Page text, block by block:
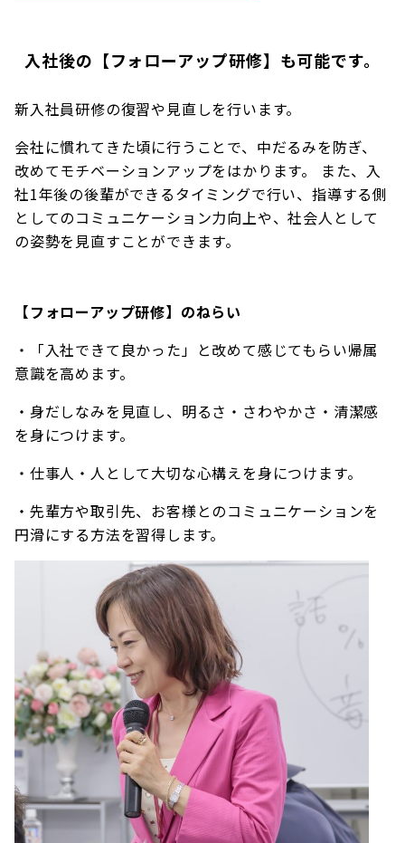
入社後の【フォローアップ研修】も可能です。
新入社員研修の復習や見直しを行います。
会社に慣れてきた頃に行うことで、中だるみを防ぎ、
改めてモチベーションアップをはかります。 また、入
社1年後の後輩ができるタイミングで行い、指導する側
としてのコミュニケーション力向上や、社会人として
の姿勢を見直すことができます。
【フォローアップ研修】のねらい
・「入社できて良かった」と改めて感じてもらい帰属
意識を高めます。
・身だしなみを見直し、明るさ・さわやかさ・清潔感
を身につけます。
・仕事人・人として大切な心構えを身につけます。
・先輩方や取引先、お客様とのコミュニケーションを
円滑にする方法を習得します。